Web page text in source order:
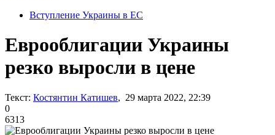
Вступление Украины в ЕС
Еврооблигации Украины
резко выросли в цене
Текст: Костянтин Катишев, 29 марта 2022, 22:39
0
6313